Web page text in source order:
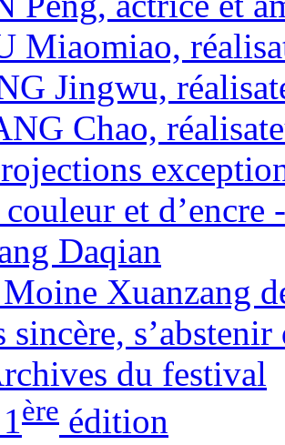
Miaomiao,
Jingwu,
Chao,
et
Daqian
Xuanzang
sincère,
du festival
ère édition